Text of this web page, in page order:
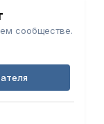
сообществе.